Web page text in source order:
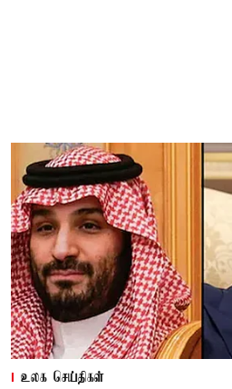
உலக செய்திகள்